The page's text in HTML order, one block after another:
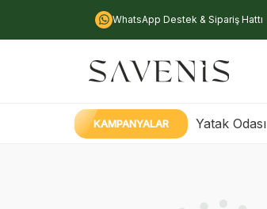
WhatsApp Destek & Sipariş Hattı
KAMPANYALAR Yatak Odası